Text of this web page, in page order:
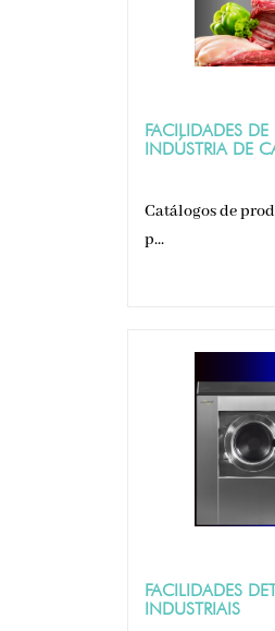
FACILIDADES
INDÚSTRIA DE
Catálogos de
p...
FACILIDADES
INDUSTRIAIS